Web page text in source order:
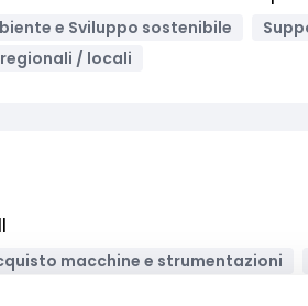
e Sviluppo sostenibile
/ locali
macchine e strumentazioni